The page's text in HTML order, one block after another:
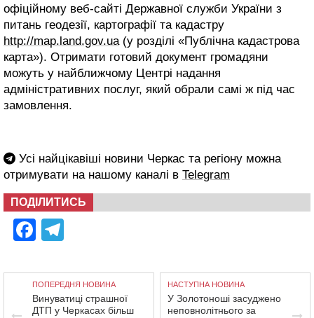
офіційному веб-сайті Державної служби України з
питань геодезії, картографії та кадастру
http://map.land.gov.ua(у розділі «Публічна кадастрова
карта»). Отримати готовий документ громадяни
можуть у найближчому Центрі надання
адміністративних послуг, який обрали самі ж під час
замовлення.
Усі найцікавіші новини Черкас та регіону можна
отримувати на нашому каналі в Telegram
ПОДІЛИТИСЬ
Facebook
ПОПЕРЕДНЯ НОВИНА
Винуватиці страшної
ДТП у Черкасах більш
НАСТУПНА НОВИНА
У Золотоноші засуджено
неповнолітнього за